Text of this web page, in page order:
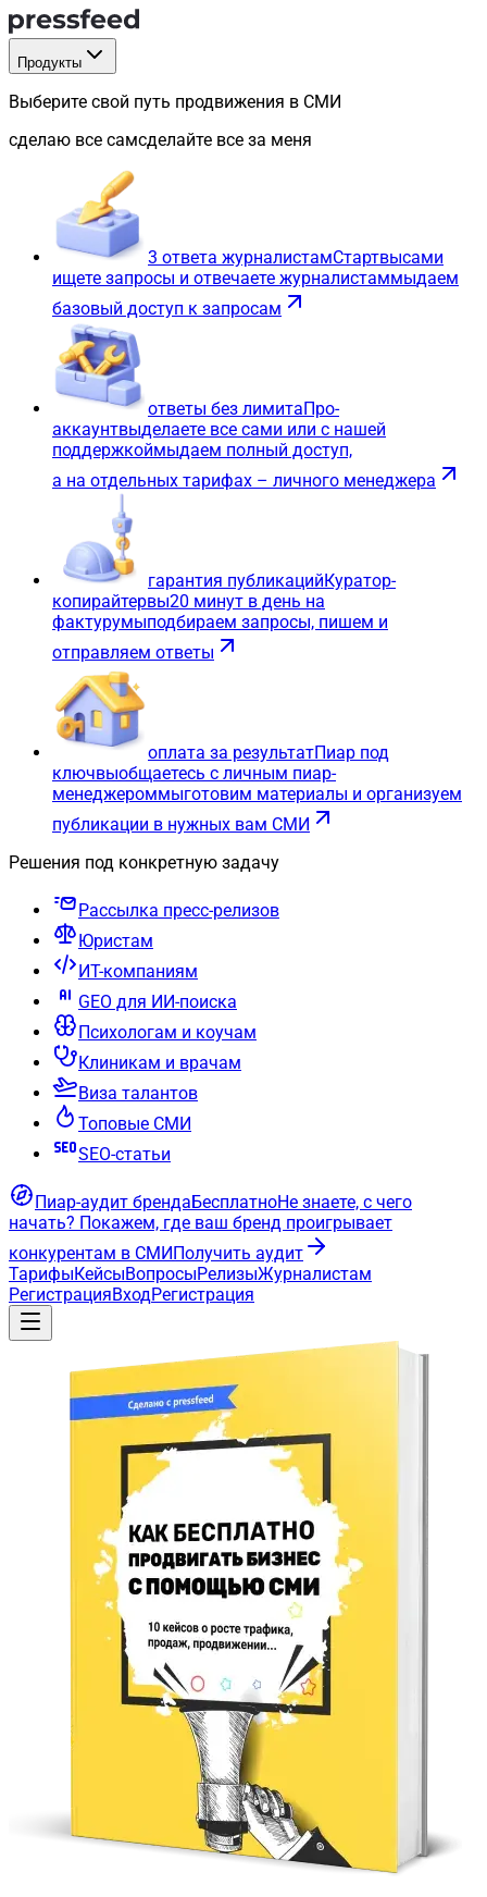
Продукты
Выберите свой путь продвижения в СМИ
сделаю все самсделайте все за меня
3 ответа журналистамСтартвысами
ищете запросы и отвечаете журналистаммыдаем
базовый доступ к запросам
ответы без лимитаПро-
аккаунтвыделаете все сами или с нашей
поддержкоймыдаем полный доступ,
а на отдельных тарифах – личного менеджера
гарантия публикацийКуратор-
копирайтервы20 минут в день на
фактурумыподбираем запросы, пишем и
отправляем ответы
оплата за результатПиар под
ключвыобщаетесь с личным пиар-
менеджероммыготовим материалы и организуем
публикации в нужных вам СМИ
Решения под конкретную задачу
Рассылка пресс-релизов
Юристам
ИТ-компаниям
GEO для ИИ-поиска
Психологам и коучам
Клиникам и врачам
Виза талантов
Топовые СМИ
SEO-статьи
Пиар-аудит брендаБесплатноНе знаете, с чего
начать? Покажем, где ваш бренд проигрывает
конкурентам в СМИПолучить аудит
ТарифыКейсыВопросыРелизыЖурналистам
РегистрацияВходРегистрация